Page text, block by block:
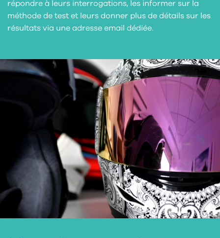
répondre à leurs interrogations, les informer sur la
méthode de test et leurs donner plus de détails sur les
résultats via une adresse email dédiée.